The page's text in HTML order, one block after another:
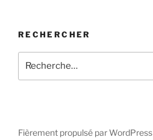
RECHERCHER
pour
Fièrement propulsé par WordPress